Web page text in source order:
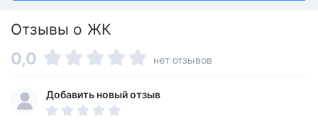
Отзывы о ЖК
0,0 нет отзывов
Добавить новый отзыв